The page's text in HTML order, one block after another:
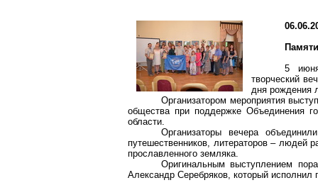
5
творческий
дня рождения
Организатором мероприятия
общества при поддержке Объединения
области.
Организаторы вечера
путешественников, литераторов – людей
прославленного земляка.
Оригинальным выступлением
Александр Серебряков, который